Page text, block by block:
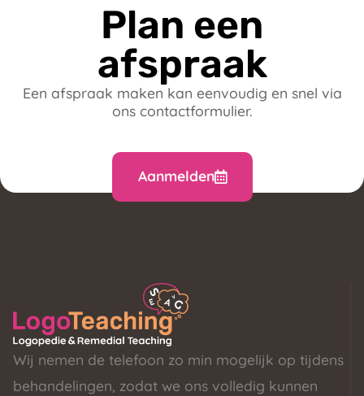
Plan een
afspraak
Een afspraak maken kan eenvoudig en snel via
ons contactformulier.
Aanmelden
Wij nemen de telefoon zo min mogelijk op tijdens
behandelingen, zodat we ons volledig kunnen